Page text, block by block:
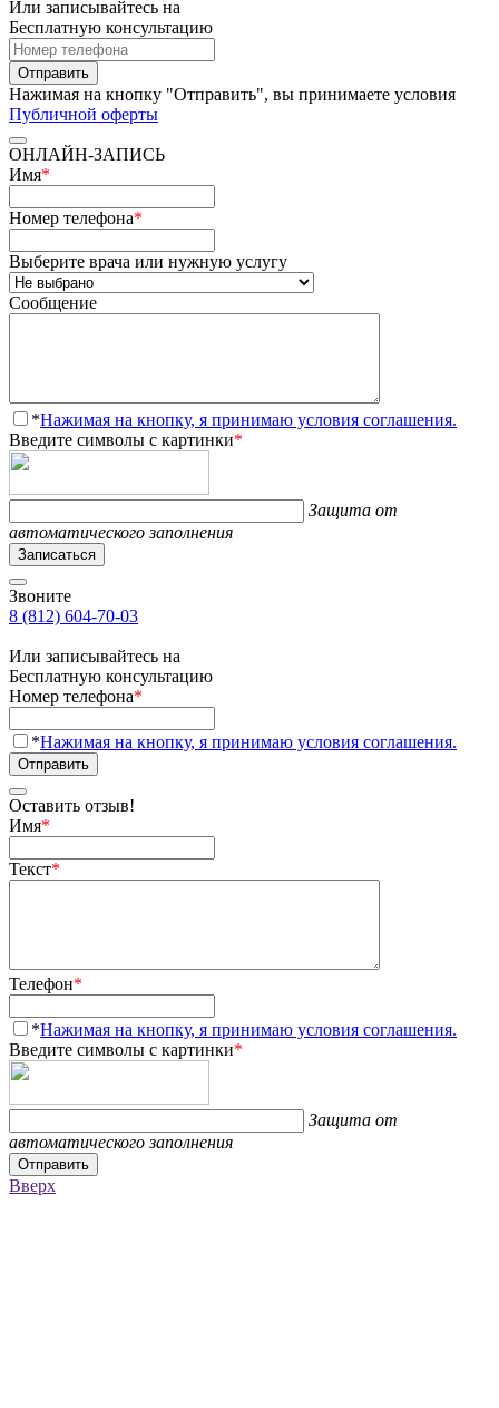
Или записывайтесь на
Бесплатную консультацию
Отправить
Нажимая на кнопку "Отправить", вы принимаете условия
Публичной оферты
ОНЛАЙН-ЗАПИСЬ
Имя*
Номер телефона*
Выберите врача или нужную услугу
Сообщение
*Нажимая на кнопку, я принимаю условия соглашения.
Введите символы с картинки*
Защита от
автоматического заполнения
Записаться
Звоните
8 (812) 604-70-03
Или записывайтесь на
Бесплатную консультацию
Номер телефона*
*Нажимая на кнопку, я принимаю условия соглашения.
Отправить
Оставить отзыв!
Имя*
Текст*
Телефон*
*Нажимая на кнопку, я принимаю условия соглашения.
Введите символы с картинки*
Защита от
автоматического заполнения
Отправить
Вверх